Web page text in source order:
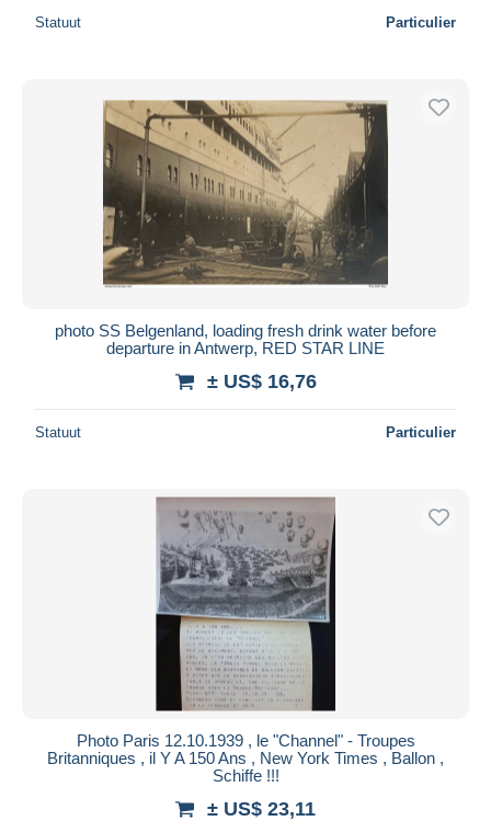
Statuut Particulier
photo SS Belgenland, loading fresh drink water before
departure in Antwerp, RED STAR LINE
± US$ 16,76
Statuut Particulier
Photo Paris 12.10.1939 , le "Channel" - Troupes
Britanniques , il Y A 150 Ans , New York Times , Ballon ,
Schiffe !!!
± US$ 23,11